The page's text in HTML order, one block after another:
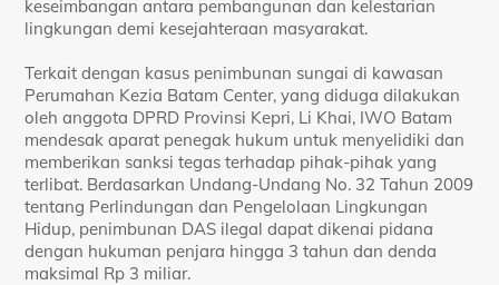
keseimbangan antara pembangunan dan kelestarian
lingkungan demi kesejahteraan masyarakat.
Terkait dengan kasus penimbunan sungai di kawasan
Perumahan Kezia Batam Center, yang diduga dilakukan
oleh anggota DPRD Provinsi Kepri, Li Khai, IWO Batam
mendesak aparat penegak hukum untuk menyelidiki dan
memberikan sanksi tegas terhadap pihak-pihak yang
terlibat. Berdasarkan Undang-Undang No. 32 Tahun 2009
tentang Perlindungan dan Pengelolaan Lingkungan
Hidup, penimbunan DAS ilegal dapat dikenai pidana
dengan hukuman penjara hingga 3 tahun dan denda
maksimal Rp 3 miliar.